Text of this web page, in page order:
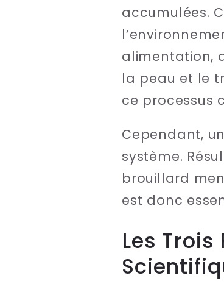
accumulées.
alimentation,
la peau et le
ce processus
Cependant,
système.
brouillard
est donc
Les